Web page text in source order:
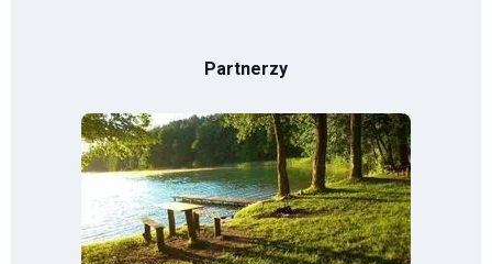
Partnerzy